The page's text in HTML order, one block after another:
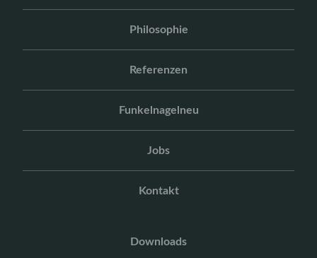
Philosophie
Referenzen
Funkelnagelneu
Jobs
Kontakt
Downloads